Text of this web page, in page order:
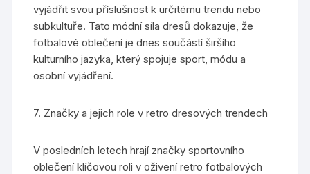
vyjádřit svou příslušnost k určitému trendu nebo
subkultuře. Tato módní síla dresů dokazuje, že
fotbalové oblečení je dnes součástí širšího
kulturního jazyka, který spojuje sport, módu a
osobní vyjádření.
7. Značky a jejich role v retro dresových trendech
V posledních letech hrají značky sportovního
oblečení klíčovou roli v oživení retro fotbalových